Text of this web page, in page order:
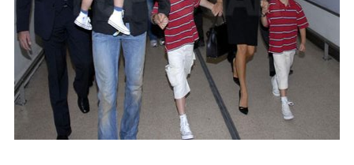
Συμβουλές
Διατροφής
Υγεία – Ψυχολογία